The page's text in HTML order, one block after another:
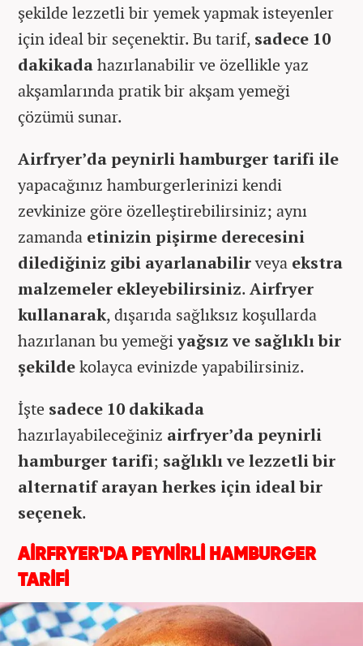
şekilde lezzetli bir yemek yapmak isteyenler
için ideal bir seçenektir. Bu tarif, sadece 10
dakikadahazırlanabilir ve özellikle yaz
akşamlarında pratik bir akşam yemeği
çözümü sunar.
Airfryer’da peynirli hamburger tarifi ile
yapacağınız hamburgerlerinizi kendi
zevkinize göre özelleştirebilirsiniz; aynı
zamanda etinizin pişirme derecesini
dilediğiniz gibi ayarlanabilirveya ekstra
malzemeler ekleyebilirsiniz.Airfryer
kullanarak, dışarıda sağlıksız koşullarda
hazırlanan bu yemeğiyağsız ve sağlıklı bir
şekildekolayca evinizde yapabilirsiniz.
İşte sadece 10 dakikada
hazırlayabileceğiniz airfryer’da peynirli
hamburger tarifi; sağlıklı ve lezzetli bir
alternatif arayan herkes için ideal bir
seçenek.
AİRFRYER'DA PEYNİRLİ HAMBURGER
TARİFİ